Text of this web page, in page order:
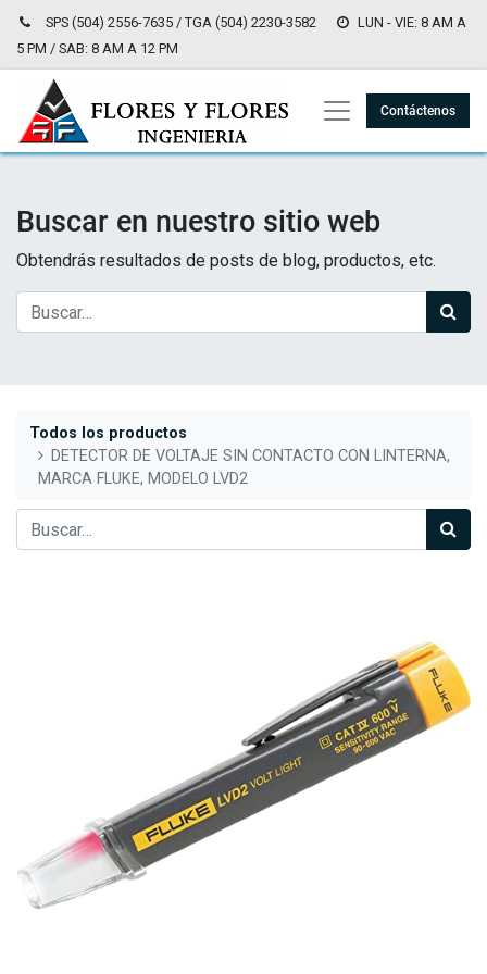
SPS (504) 2556-7635 / TGA (504) 2230-3582
LUN - VIE: 8 AM A
5 PM / SAB: 8 AM A 12 PM
Contáctenos
Buscar en nuestro sitio web
Obtendrás resultados de posts de blog, productos, etc.
Todos los productos
DETECTOR DE VOLTAJE SIN CONTACTO CON LINTERNA,
MARCA FLUKE, MODELO LVD2